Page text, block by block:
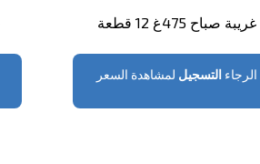
غريبة صباح 475غ 12 قطعة
التسجيل الرجاء